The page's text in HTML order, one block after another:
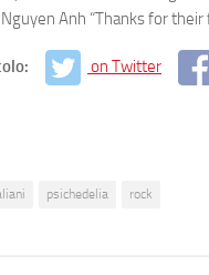
Anh “Thanks for their
on Twitter
psichedelia rock